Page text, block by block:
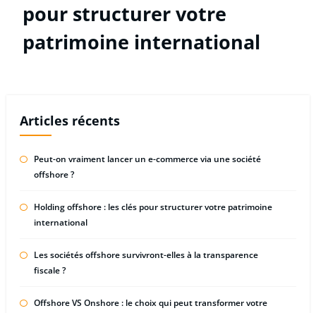
pour structurer votre
patrimoine international
Articles récents
Peut-on vraiment lancer un e-commerce via une société
offshore ?
Holding offshore : les clés pour structurer votre patrimoine
international
Les sociétés offshore survivront-elles à la transparence
fiscale ?
Offshore VS Onshore : le choix qui peut transformer votre